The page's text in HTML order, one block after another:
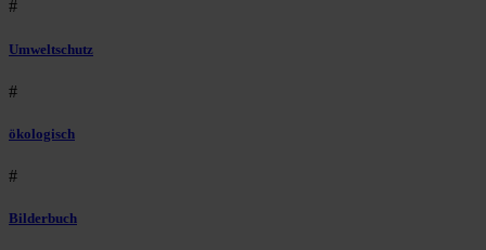
#
Umweltschutz
#
ökologisch
#
Bilderbuch